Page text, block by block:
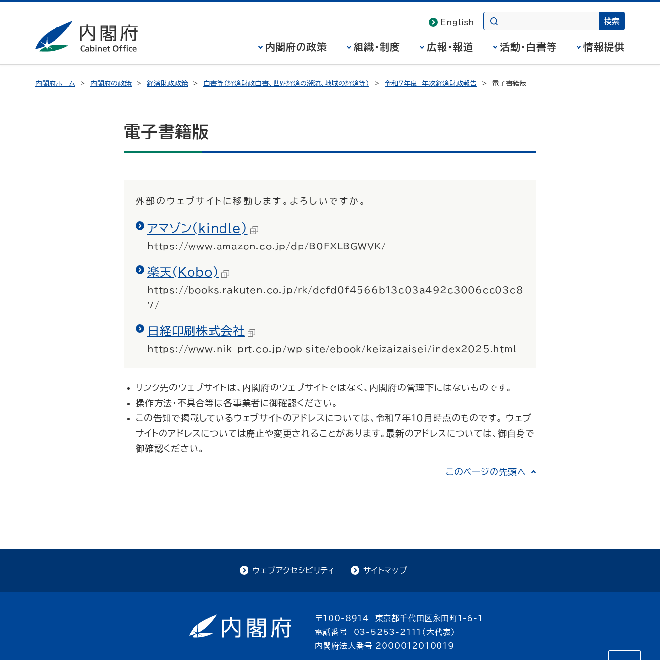
English
内閣府の政策 組織・制度 広報・報道 活動・白書等 情報提供
内閣府ホーム 内閣府の政策 経済財政政策 白書等（経済財政白書、世界経済の潮流、地域の経済等） 令和７年度 年次経済財政報告 電子書籍版
電子書籍版
外部のウェブサイトに移動します。よろしいですか。
アマゾン(kindle)
https://www.amazon.co.jp/dp/B0FXLBGWVK/
楽天(Kobo)
https://books.rakuten.co.jp/rk/dcfd0f4566b13c03a492c3006cc03c8
7/
日経印刷株式会社
https://www.nik-prt.co.jp/wp_site/ebook/keizaizaisei/index2025.html
リンク先のウェブサイトは、内閣府のウェブサイトではなく、内閣府の管理下にはないものです。
操作方法・不具合等は各事業者に御確認ください。
この告知で掲載しているウェブサイトのアドレスについては、令和７年10月時点のものです。 ウェブ
サイトのアドレスについては廃止や変更されることがあります。最新のアドレスについては、御自身で
御確認ください。
このページの先頭へ
ウェブアクセシビリティ サイトマップ
〒100-8914 東京都千代田区永田町1-6-1
電話番号 03-5253-2111（大代表）
内閣府法人番号 2000012010019